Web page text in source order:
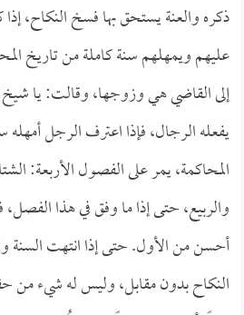
ذكره والعنة يستحق بها فسخ النكاح،
عليهم ويمهلهم سنة كاملة من تاريخ
إلى القاضي هي وزوجها، وقالت: يا
يفعله الرجال، فإذا اعترف الرجل
المحاكمة، يمر على الفصول الأربعة:
والربيع، حتى إذا ما وفق في هذا
أحسن من الأول. حتى إذا انتهت السنة
النكاح بدون مقابل، وليس له شيء من